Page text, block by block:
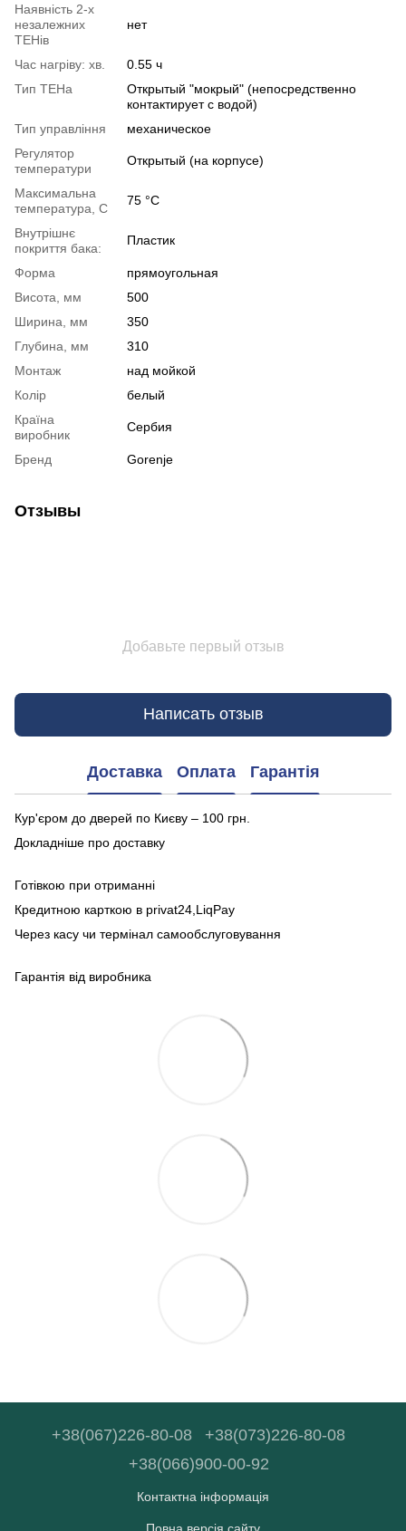
Наявність 2-х
незалежних
ТЕНів
нет
Час нагріву: хв.
0.55 ч
Тип ТЕНа
Открытый "мокрый" (непосредственно
контактирует с водой)
Тип управління
механическое
Регулятор
температури
Открытый (на корпусе)
Максимальна
температура, С
75 °С
Внутрішнє
покриття бака:
Пластик
Форма
прямоугольная
Висота, мм
500
Ширина, мм
350
Глубина, мм
310
Монтаж
над мойкой
Колір
белый
Країна
виробник
Сербия
Бренд Gorenje
Отзывы
Добавьте первый отзыв
Написать отзыв
Доставка Оплата Гарантія
Кур'єром до дверей по Києву – 100 грн.
Докладніше про доставку
Готівкою при отриманні
Кредитною карткою в privat24,LiqPay
Через касу чи термінал самообслуговування
Гарантія від виробника
+38(067)226-80-08
+38(073)226-80-08
+38(066)900-00-92
Контактна інформація
Повна версія сайту